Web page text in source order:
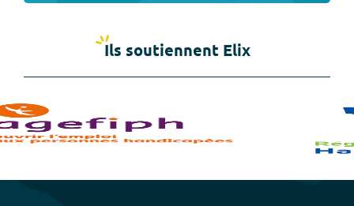
Ils soutiennent Elix